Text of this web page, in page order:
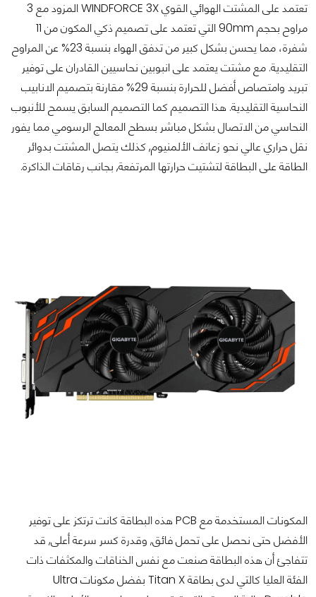
تعتمد على المشتت الهوائي القوي WINDFORCE 3X المزود مع 3
مراوح بحجم 90mm التي تعتمد على تصميم ذكي المكون من 11
شفرة، مما يحسن بشكل كبير من تدفق الهواء بنسبة 23% عن المراوح
التقليدية. مع مشتت يعتمد على انبوبين نحاسيين القادران على توفير
تبريد وامتصاص أفضل للحرارة بنسبة 29% مقارنة بتصميم الانابيب
النحاسية التقليدية. هذا التصميم كما التصميم السابق يسمح للأنبوب
النحاسي من الاتصال بشكل مباشر بسطح المعالج الرسومي مما يفور
نقل حراري عالي نحو زعانف الألمنيوم, كذلك يتصل المشتت بدوائر
الطاقة على البطاقة لتشتيت حرارتها المرتفعة, بجانب رقاقات الذاكرة.
المكونات المستخدمة مع PCB هذه البطاقة كانت ترتكز على توفير
الأفضل حتى نحصل على تحمل فائق, وقدرة كسر سرعة أعلى, قد
تتفاجئ أن هذه البطاقة صنعت مع نفس الخناقات والمكثفات ذات
الفئة العليا كالتي لدى بطاقة Titan X بفضل مكونات Ultra